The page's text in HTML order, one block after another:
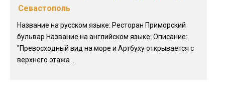
Севастополь
Название на русском языке: Ресторан Приморский
бульвар Название на английском языке: Описание:
"Превосходный вид на море и Артбуху открывается с
верхнего этажа ...